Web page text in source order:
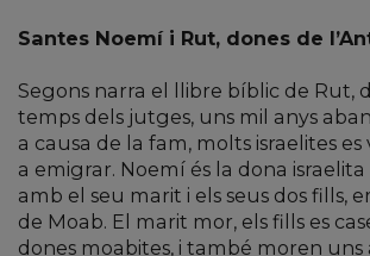
Santes Noemí i Rut, dones de
Segons narra el llibre bíblic de Rut,
temps dels jutges, uns mil anys
a causa de la fam, molts israelites
a emigrar. Noemí és la dona
amb el seu marit i els seus dos fills,
de Moab. El marit mor, els fills es
dones moabites, i també moren uns